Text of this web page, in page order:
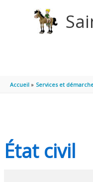
Accueil Services et
État civil